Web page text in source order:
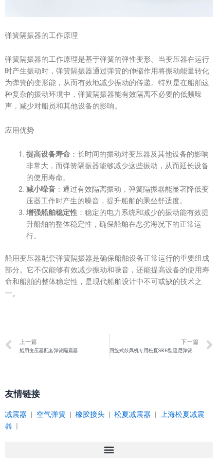
弹簧隔振器的工作原理
弹簧隔振器的工作原理是基于弹簧的弹性变形。当变压器在运行
时产生振动时，弹簧隔振器通过弹簧的伸缩作用将振动能量转化
为弹簧的变形能，从而有效地减少振动的传递。特别是在船舶这
种复杂的振动环境中，弹簧隔振器能有效隔离不必要的低频噪
声，减少对船员和其他设备的影响。
应用优势
提高设备寿命：长时间的振动对变压器及其他设备的影响
非常大，而弹簧隔振器能够减少这些振动，从而延长设备
的使用寿命。
减小噪音：通过有效隔离振动，弹簧隔振器能显著降低变
压器工作时产生的噪音，提升船舶的乘坐舒适度。
增强船舶稳定性：稳定的电力系统和减少的振动能有效提
升船舶的整体稳定性，确保船舶在恶劣海况下的正常运
行。
船用变压器配套弹簧隔振器是确保船舶设备正常运行的重要组成
部分。它不仅能够有效减少振动和噪音，还能提高设备的使用寿
命和船舶的整体稳定性，是现代船舶设计中不可或缺的技术之
一。
Prev
上一篇
船用变压器配套弹簧隔震器
下一篇
回旋式鼓风机专用松夏SKB型阻尼弹簧减振器
友情链接
减震器 | 空气弹簧 | 橡胶接头 | 松夏减震器 | 上海松夏减震
器 |